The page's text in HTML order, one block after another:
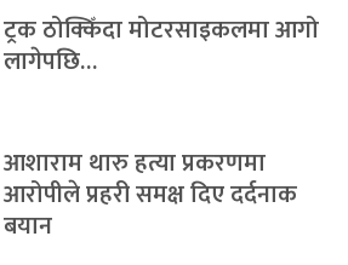
ट्रक ठोक्किँदा मोटरसाइकलमा आगो
लागेपछि…
आशाराम थारु हत्या प्रकरणमा
आरोपीले प्रहरी समक्ष दिए दर्दनाक
बयान